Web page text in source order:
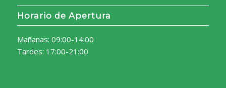
Horario de Apertura
Mañanas: 09:00-14:00
Tardes: 17:00-21:00